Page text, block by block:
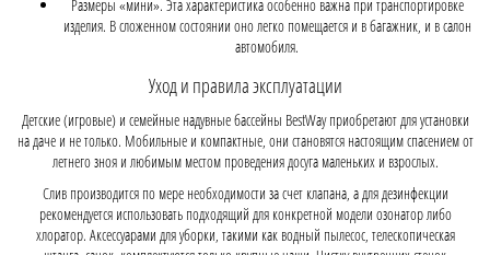
Размеры «мини». Эта характеристика особенно важна при транспортировке
изделия. В сложенном состоянии оно легко помещается и в багажник, и в салон
автомобиля.
Уход и правила эксплуатации
Детские (игровые) и семейные надувные бассейны BestWay приобретают для установки
на даче и не только. Мобильные и компактные, они становятся настоящим спасением от
летнего зноя и любимым местом проведения досуга маленьких и взрослых.
Слив производится по мере необходимости за счет клапана, а для дезинфекции
рекомендуется использовать подходящий для конкретной модели озонатор либо
хлоратор. Аксессуарами для уборки, такими как водный пылесос, телескопическая